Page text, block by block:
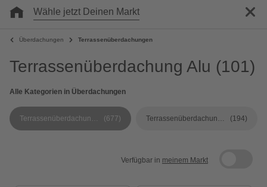
Wähle jetzt Deinen Markt
Überdachungen Terrassenüberdachungen
Terrassenüberdachung Alu (101)
Alle Kategorien in Überdachungen
Terrassenüberdachungen (677) Terrassenüberdachungen Zubehör (194)
Verfügbar in meinem Markt